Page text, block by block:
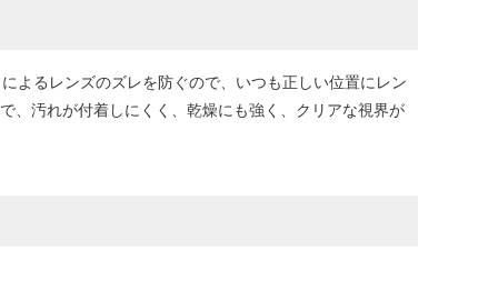
よるレンズのズレを防ぐので、いつも正しい位置にレン
、汚れが付着しにくく、乾燥にも強く、クリアな視界が